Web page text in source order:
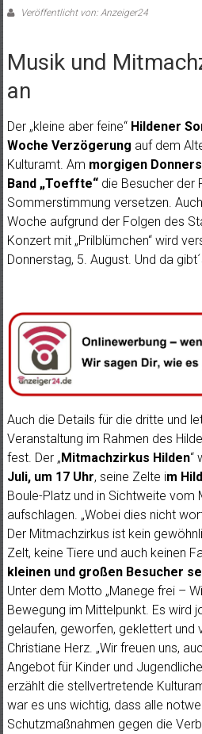
Veröffentlicht von: Anzeiger24
Musik und
an
Der „kleine aber feine“ Hildener
Woche Verzögerung auf dem
Kulturamt. Am morgigen
Band „Toeffte“die Besucher der
Sommerstimmung versetzen.
Woche aufgrund der Folgen des
Konzert mit „Prilblümchen“ wird
Donnerstag, 5. August. Und da
Auch die Details für die dritte und
Veranstaltung im Rahmen des
fest. Der „Mitmachzirkus Hilden“
Juli, um 17 Uhr, seine Zelte im
Boule-Platz und in Sichtweite vom
aufschlagen. „Wobei dies nicht
Der Mitmachzirkus ist kein
Zelt, keine Tiere und auch keinen
kleinen und großen Besucher
Unter dem Motto „Manege frei –
Bewegung im Mittelpunkt. Es wird
gelaufen, geworfen, geklettert und
Christiane Herz. „Wir freuen uns,
Angebot für Kinder und
erzählt die stellvertretende
war es uns wichtig, dass alle
Schutzmaßnahmen gegen die